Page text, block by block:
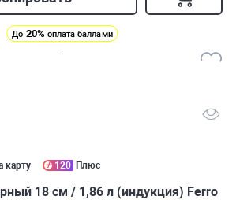
До 20% оплата баллами
карту 120 Плюс
18 см / 1,86 л (индукция) Ferro